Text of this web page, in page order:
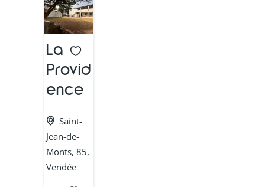
La
Provid
ence
Saint-
Jean-de-
Monts, 85,
Vendée